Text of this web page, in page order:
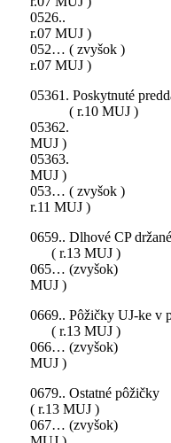
0526.. –
r.07 MUJ )
052… (
r.07 MUJ )
05361. Poskytnuté
( r.10 MUJ )
05362.
MUJ )
05363.
MUJ )
053… (
r.11 MUJ )
0659.. Dlhové CP
( r.13 MUJ )
065…
MUJ )
0669.. Pôžičky UJ-
( r.13 MUJ )
066…
MUJ )
0679.. Ostatné
( r.13 MUJ )
067…